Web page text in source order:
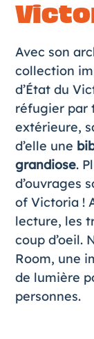
Avec son
collection
d’État du
réfugier par
extérieure,
d’elle une
grandiose.
d’ouvrages
of Victoria !
lecture, les
coup d’oeil.
Room, une
de lumière
personnes.